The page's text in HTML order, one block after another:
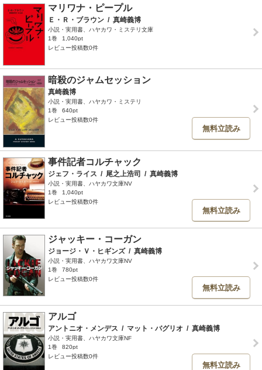
マリワナ・ピープル
Ｅ・Ｒ・ブラウン / 真崎義博
小説・実用書、ハヤカワ・ミステリ文庫
1巻
1,040pt
レビュー投稿数0件
暗殺のジャムセッション
真崎義博
小説・実用書、ハヤカワ・ミステリ
1巻
640pt
レビュー投稿数0件
無料立読み
事件記者コルチャック
ジェフ・ライス / 尾之上浩司 / 真崎義博
小説・実用書、ハヤカワ文庫NV
1巻
1,040pt
レビュー投稿数0件
無料立読み
ジャッキー・コーガン
ジョージ・Ｖ・ヒギンズ / 真崎義博
小説・実用書、ハヤカワ文庫NV
1巻
780pt
レビュー投稿数0件
無料立読み
アルゴ
アントニオ・メンデス / マット・バグリオ / 真崎義博
小説・実用書、ハヤカワ文庫NF
1巻
820pt
レビュー投稿数0件
無料立読み